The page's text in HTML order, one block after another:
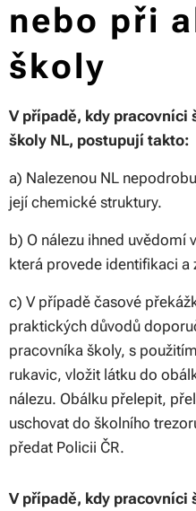
nebo při
školy
V případě, kdy pracovníci
školy NL, postupují takto:
a) Nalezenou NL
její chemické struktury.
b) O nálezu ihned uvědomí
která provede identifikaci a
c) V případě časové
praktických důvodů
pracovníka školy, s
rukavic, vložit látku do
nálezu. Obálku přelepit,
uschovat do školního
předat Policii ČR.
V případě, kdy pracovníci